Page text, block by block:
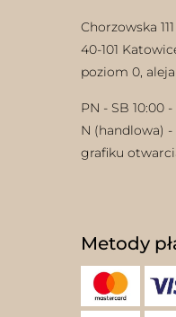
Chorzowska 111
40-101
poziom 0, aleja
PN - SB 10:00 -
N (handlowa)
grafiku
Metody